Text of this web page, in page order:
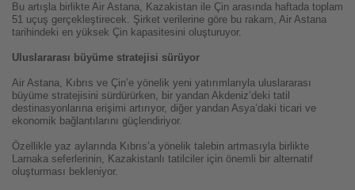
Bu artışla birlikte Air Astana, Kazakistan ile Çin arasında haftada toplam
51 uçuş gerçekleştirecek. Şirket verilerine göre bu rakam, Air Astana
tarihindeki en yüksek Çin kapasitesini oluşturuyor.
Uluslararası büyüme stratejisi sürüyor
Air Astana, Kıbrıs ve Çin’e yönelik yeni yatırımlarıyla uluslararası
büyüme stratejisini sürdürürken, bir yandan Akdeniz’deki tatil
destinasyonlarına erişimi artırıyor, diğer yandan Asya’daki ticari ve
ekonomik bağlantılarını güçlendiriyor.
Özellikle yaz aylarında Kıbrıs’a yönelik talebin artmasıyla birlikte
Larnaka seferlerinin, Kazakistanlı tatilciler için önemli bir alternatif
oluşturması bekleniyor.